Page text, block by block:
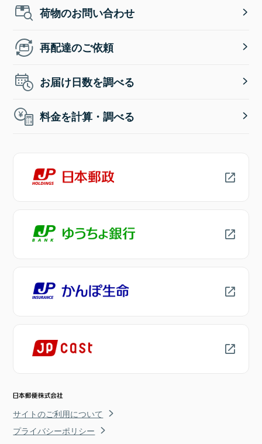
荷物のお問い合わせ
再配達のご依頼
お届け日数を調べる
料金を計算・調べる
サイトのご利用について
プライバシーポリシー